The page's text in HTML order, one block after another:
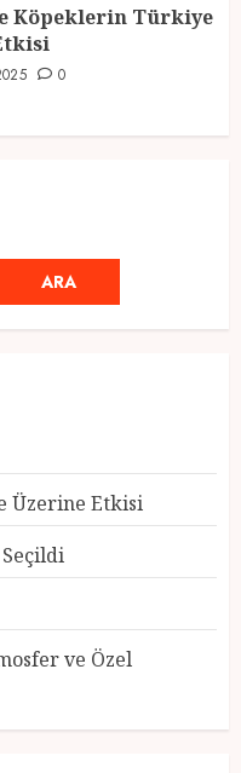
Köpeklerin Türkiye
0
ARA
Üzerine Etkisi
ve Özel
En Güzel Kedileri